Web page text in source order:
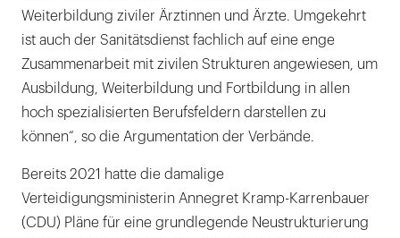
Weiterbildung ziviler Ärztinnen und Ärzte. Umgekehrt
ist auch der Sanitätsdienst fachlich auf eine enge
Zusammenarbeit mit zivilen Strukturen angewiesen, um
Ausbildung, Weiterbildung und Fortbildung in allen
hoch spezialisierten Berufsfeldern darstellen zu
können“, so die Argumentation der Verbände.
Bereits 2021 hatte die damalige
Verteidigungsministerin Annegret Kramp-Karrenbauer
(CDU) Pläne für eine grundlegende Neustrukturierung